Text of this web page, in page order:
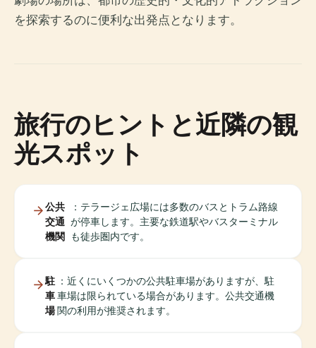
を探索するのに便利な出発点となります。
旅行のヒントと近隣の観
光スポット
公共
交通
機関
：テラージェ広場には多数のバスとトラム路線
が停車します。主要な鉄道駅やバスターミナル
も徒歩圏内です。
駐
車
場
：近くにいくつかの公共駐車場がありますが、駐
車場は限られている場合があります。公共交通機
関の利用が推奨されます。